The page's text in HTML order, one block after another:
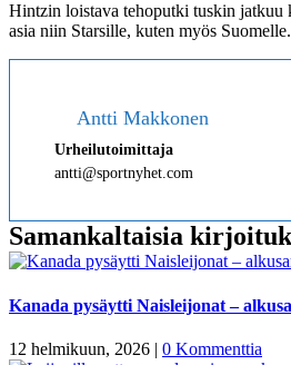
Hintzin loistava tehoputki tuskin jatkuu
asia niin Starsille, kuten myös
Antti Makkonen
Urheilutoimittaja
antti@sportnyhet.com
Samankaltaisia
Kanada pysäytti Naisleijonat –
12 helmikuun, 2026 | 0 Kommenttia